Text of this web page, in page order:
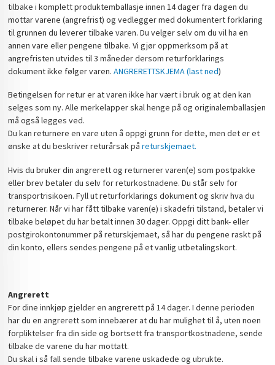
tilbake i komplett produktemballasje innen 14 dager fra dagen du
mottar varene (angrefrist) og vedlegger med dokumentert forklaring
til grunnen du leverer tilbake varen. Du velger selv om du vil ha en
annen vare eller pengene tilbake. Vi gjør oppmerksom på at
angrefristen utvides til 3 måneder dersom returforklarings
dokument ikke følger varen.ANGRERETTSKJEMA (last ned)
Betingelsen for retur er at varen ikke har vært i bruk og at den kan
selges som ny. Alle merkelapper skal henge på og originalemballasjen
må også legges ved.
Du kan returnere en vare uten å oppgi grunn for dette, men det er et
ønske at du beskriver returårsak påreturskjemaet.
Hvis du bruker din angrerett og returnerer varen(e) som postpakke
eller brev betaler du selv for returkostnadene. Du står selv for
transportrisikoen. Fyll ut returforklarings dokument og skriv hva du
returnerer. Når vi har fått tilbake varen(e) i skadefri tilstand, betaler vi
tilbake beløpet du har betalt innen 30 dager. Oppgi ditt bank- eller
postgirokontonummer på returskjemaet, så har du pengene raskt på
din konto, ellers sendes pengene på et vanlig utbetalingskort.
Angrerett
For dine innkjøp gjelder en angrerett på 14 dager. I denne perioden
har du en angrerett som innebærer at du har mulighet til å, uten noen
forpliktelser fra din side og bortsett fra transportkostnadene, sende
tilbake de varene du har mottatt.
Du skal i så fall sende tilbake varene uskadede og ubrukte.